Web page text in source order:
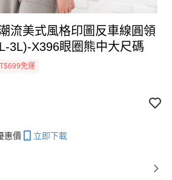
流美式風格印圖反車線圓領
3L)-X396眼圈熊中大尺碼
免運
惠價 立即下載